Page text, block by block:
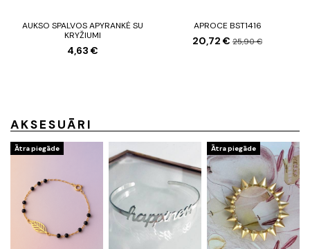
AUKSO SPALVOS APYRANKĖ SU
KRYŽIUMI
4,63 €
APROCE BST1416
20,72 € 25,90 €
AKSESUĀRI
Ātra piegāde Ātra piegāde